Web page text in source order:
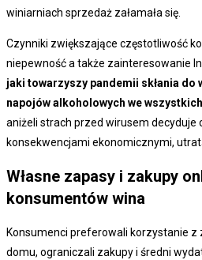
winiarniach sprzedaż załamała się.
Czynniki zwiększające częstotliwość
niepewność a także zainteresowanie
jaki towarzyszy pandemii skłania do
napojów alkoholowych we
aniżeli strach przed wirusem decyduje
konsekwencjami ekonomicznymi,
Własne zapasy i zakupy
konsumentów wina
Konsumenci preferowali korzystanie
domu, ograniczali zakupy i średni